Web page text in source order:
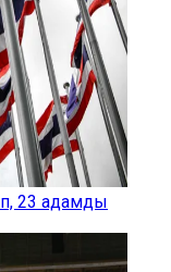
23 адамды